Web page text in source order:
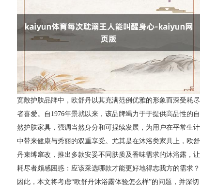
宽敞护肤品牌中，欧舒丹以其充满范例优雅的形象而深受耗尽
者喜爱。自1976年景就以来，该品牌竭力于于提供高品性的自
然护肤家具，强调当然身分和可捏续发展，为用户在平常生计
中带来健康与秀丽的双重享受。尤其是在沐浴类家具上，欧舒
丹束缚窜改，推出多款安妥不同肤质及香味需求的沐浴露，让
耗尽者颇感困惑：应该采选哪款才能更好地得志我方的需求？
因此，本文将考虑“欧舒丹沐浴露体验怎么样”的问题，并深切